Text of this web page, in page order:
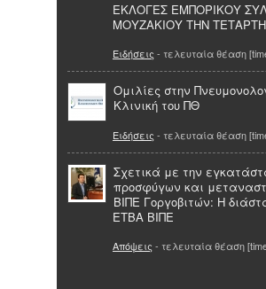
ΕΚΛΟΓΕΣ ΕΜΠΟΡΙΚΟΥ
ΜΟΥΖΑΚΙΟΥ ΤΗΝ ΤΕΤΑΡΤΗ
Ειδήσεις - τελευταία θέαση
Ομιλίες στην
Κλινική του ΠΘ
Ειδήσεις - τελευταία θέαση
Σχετικά με την
προσφύγων και
ΒΙΠΕ Γοργοβιτών: Η
ΕΤΒΑ ΒΙΠΕ
Απόψεις - τελευταία θέαση